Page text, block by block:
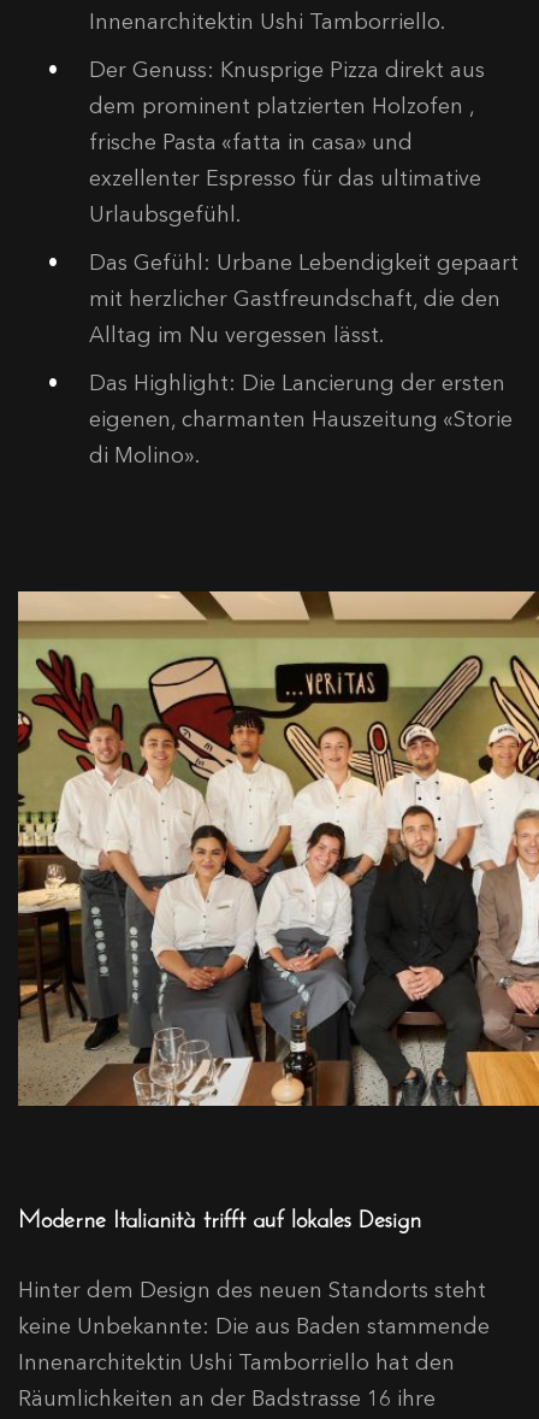
Innenarchitektin Ushi Tamborriello.
Der Genuss: Knusprige Pizza direkt aus
dem prominent platzierten Holzofen ,
frische Pasta «fatta in casa» und
exzellenter Espresso für das ultimative
Urlaubsgefühl.
Das Gefühl: Urbane Lebendigkeit gepaart
mit herzlicher Gastfreundschaft, die den
Alltag im Nu vergessen lässt.
Das Highlight: Die Lancierung der ersten
eigenen, charmanten Hauszeitung «Storie
di Molino».
Moderne Italianità trifft auf lokales Design
Hinter dem Design des neuen Standorts steht
keine Unbekannte: Die aus Baden stammende
Innenarchitektin Ushi Tamborriello hat den
Räumlichkeiten an der Badstrasse 16 ihre